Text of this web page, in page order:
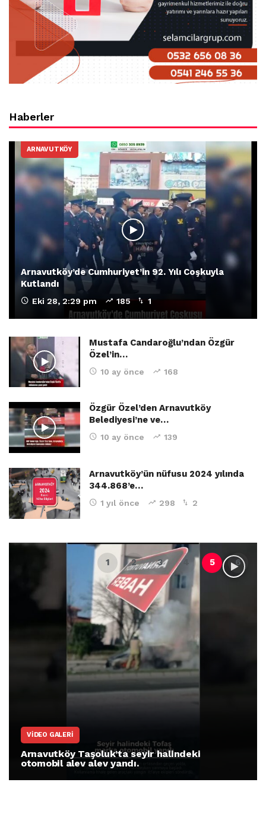
Haberler
ARNAVUTKÖY
Arnavutköy’de Cumhuriyet’in 92. Yılı Coşkuyla
Kutlandı
Eki 28, 2:29 pm 185 1
Mustafa Candaroğlu’ndan Özgür
Özel’in…
10 ay önce 168
Özgür Özel’den Arnavutköy
Belediyesi’ne ve…
10 ay önce 139
Arnavutköy’ün nüfusu 2024 yılında
344.868’e…
1 yıl önce 298 2
VIDEO GALERI
Arnavutköy Taşoluk’ta seyir halindeki
otomobil alev alev yandı.